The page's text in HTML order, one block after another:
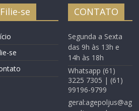
Filie-se
se
CONTATO
Segunda a Sexta
das 9h às 13h e
14h às 18h
Whatsapp (61)
3225 7305 | (61)
99196-9799
geral:agepoljus@ag